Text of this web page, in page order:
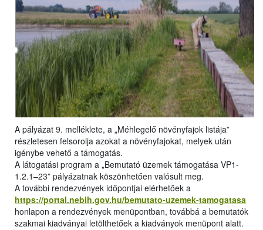
A pályázat 9. melléklete, a „Méhlegelő növényfajok listája”
részletesen felsorolja azokat a növényfajokat, melyek után
igénybe vehető a támogatás.
A látogatási program a „Bemutató üzemek támogatása VP1-
1.2.1–23” pályázatnak köszönhetően valósult meg.
A további rendezvények időpontjai elérhetőek a
https://portal.nebih.gov.hu/bemutato-uzemek-tamogatasa
honlapon a rendezvények menüpontban, továbbá a bemutatók
szakmai kiadványai letölthetőek a kiadványok menüpont alatt.